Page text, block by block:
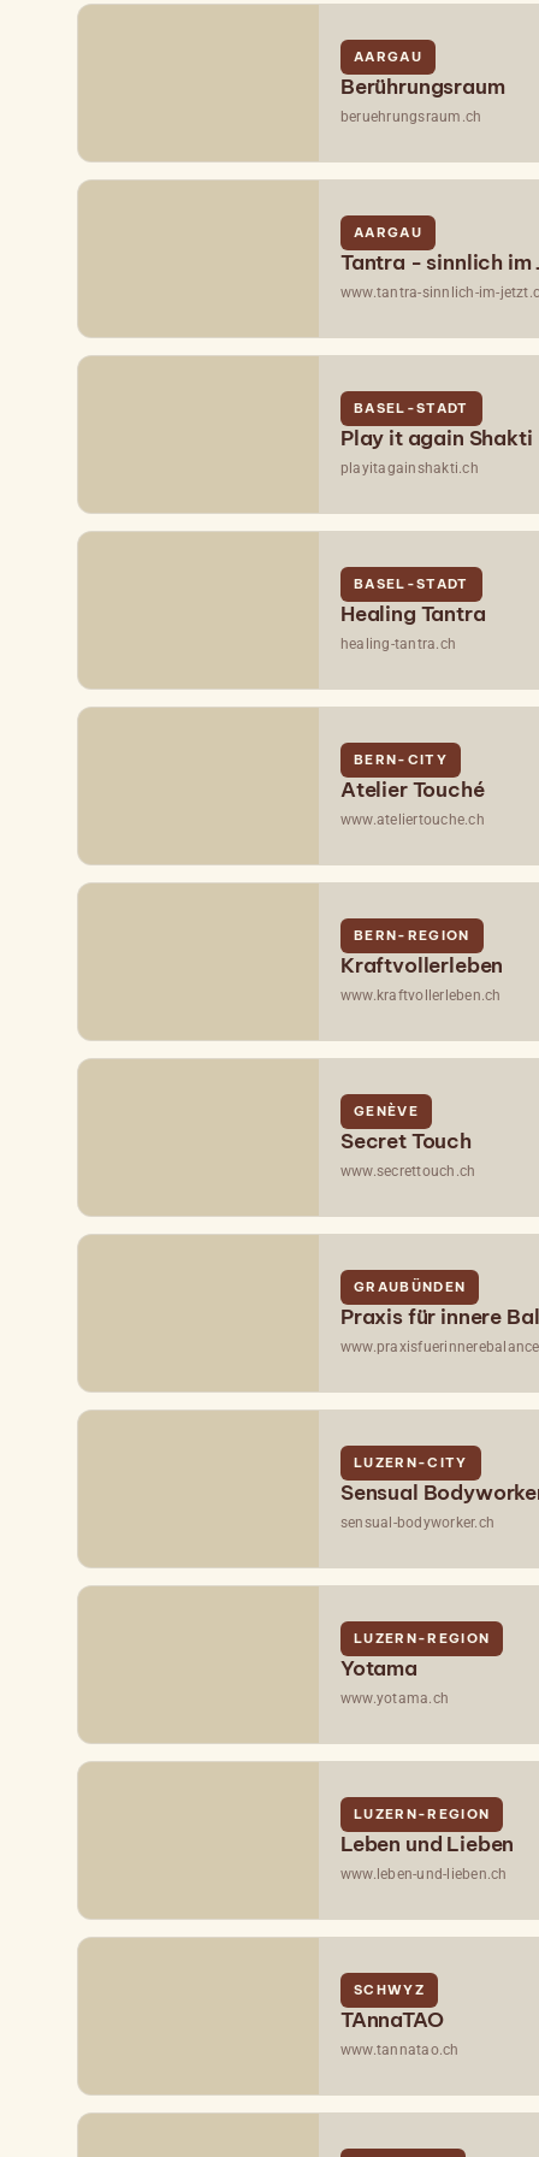
AARGAU
Berührungsraum
beruehrungsraum.ch
AARGAU
Tantra - sinnlich im
www.tantra-sinnlich-im-
BASEL-STADT
Play it again Shakti
playitagainshakti.ch
BASEL-STADT
Healing Tantra
healing-tantra.ch
BERN-CITY
Atelier Touché
www.ateliertouche.ch
BERN-REGION
Kraftvollerleben
www.kraftvollerleben.ch
GENÈVE
Secret Touch
www.secrettouch.ch
GRAUBÜNDEN
Praxis für innere
LUZERN-CITY
Sensual
sensual-bodyworker.ch
LUZERN-REGION
Yotama
www.yotama.ch
LUZERN-REGION
Leben und Lieben
www.leben-und-lieben.ch
SCHWYZ
TAnnaTAO
www.tannatao.ch